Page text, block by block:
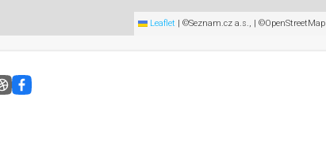
Leaflet | ©Seznam.cz a.s., | ©OpenStreetMap
Noční běh vlašimským parkem
Facebook